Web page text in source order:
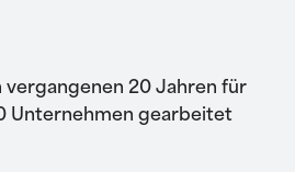
vergangenen 20 Jahren für
Unternehmen gearbeitet